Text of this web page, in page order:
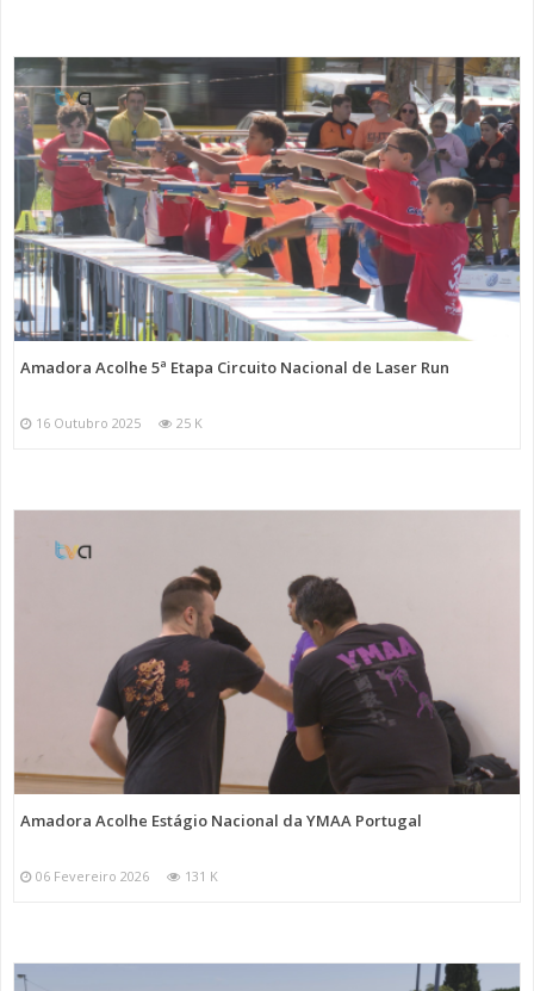
Amadora Acolhe 5ª Etapa Circuito Nacional de Laser Run
16 Outubro 2025 25 K
Amadora Acolhe Estágio Nacional da YMAA Portugal
06 Fevereiro 2026 131 K